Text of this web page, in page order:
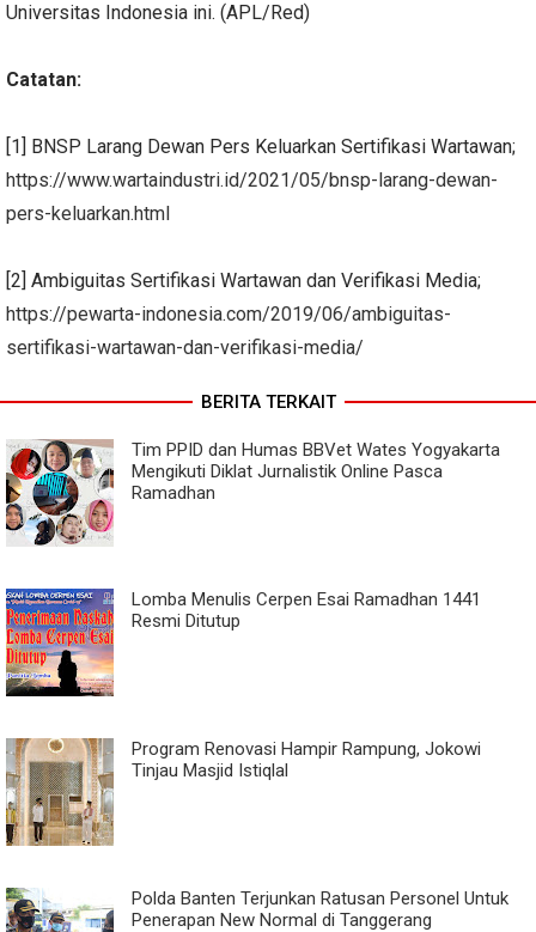
Universitas Indonesia ini. (APL/Red)
Catatan:
[1] BNSP Larang Dewan Pers Keluarkan Sertifikasi Wartawan;
https://www.wartaindustri.id/2021/05/bnsp-larang-dewan-
pers-keluarkan.html
[2] Ambiguitas Sertifikasi Wartawan dan Verifikasi Media;
https://pewarta-indonesia.com/2019/06/ambiguitas-
sertifikasi-wartawan-dan-verifikasi-media/
BERITA TERKAIT
Tim PPID dan Humas BBVet Wates Yogyakarta
Mengikuti Diklat Jurnalistik Online Pasca
Ramadhan
Lomba Menulis Cerpen Esai Ramadhan 1441
Resmi Ditutup
Program Renovasi Hampir Rampung, Jokowi
Tinjau Masjid Istiqlal
Polda Banten Terjunkan Ratusan Personel Untuk
Penerapan New Normal di Tanggerang